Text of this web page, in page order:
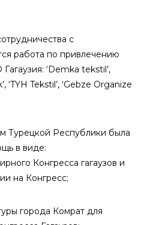
с
работа по привлечению
‘Demka tekstil’,
‘TYH Tekstil’, ‘Gebze Organize
Турецкой Республики была
в виде:
Конгресса гагаузов и
на Конгресс;
города Комрат для